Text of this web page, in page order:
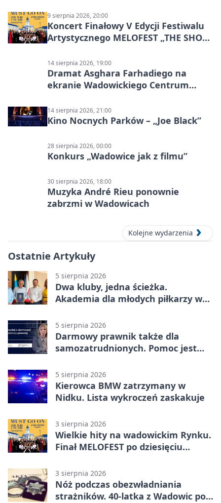
9 sierpnia 2026, 20:00
Koncert Finałowy V Edycji Festiwalu
Artystycznego MELOFEST „THE SHOW
14 sierpnia 2026, 19:00
Dramat Asghara Farhadiego na
ekranie Wadowickiego Centrum
14 sierpnia 2026, 21:00
Kino Nocnych Parków – „Joe Black”
28 sierpnia 2026, 00:00
Konkurs „Wadowice jak z filmu”
30 sierpnia 2026, 18:00
Muzyka André Rieu ponownie
zabrzmi w Wadowicach
Kolejne wydarzenia
Ostatnie Artykuły
5 sierpnia 2026
Dwa kluby, jedna ścieżka.
Akademia dla młodych piłkarzy w
5 sierpnia 2026
Darmowy prawnik także dla
samozatrudnionych. Pomoc jest
5 sierpnia 2026
Kierowca BMW zatrzymany w
Nidku. Lista wykroczeń zaskakuje
3 sierpnia 2026
Wielkie hity na wadowickim Rynku.
Finał MELOFEST po dziesięciu
3 sierpnia 2026
Nóż podczas obezwładniania
strażników. 40-latka z Wadowic pod